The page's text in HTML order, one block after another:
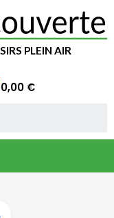
PLEIN AIR
0,00 €